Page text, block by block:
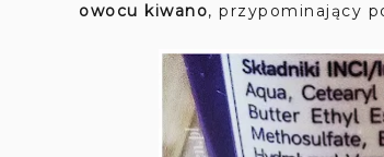
owocu kiwano, przypominający